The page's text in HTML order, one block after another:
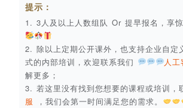
提示：
1. 3人及以上人数组队 Or 提早报名，享
2. 除以上定期公开课外，也支持企业自定
式的内部培训，欢迎联系我们
人工
解更多；
3. 若这里没有找到您想要的课程或培训，
服
，我们会第一时间满足您的需求。